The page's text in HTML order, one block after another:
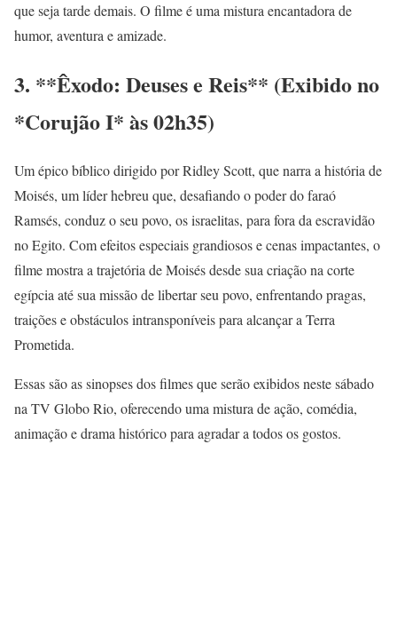
que seja tarde demais. O filme é uma mistura encantadora de
humor, aventura e amizade.
3. **Êxodo: Deuses e Reis** (Exibido no
*Corujão I* às 02h35)
Um épico bíblico dirigido por Ridley Scott, que narra a história de
Moisés, um líder hebreu que, desafiando o poder do faraó
Ramsés, conduz o seu povo, os israelitas, para fora da escravidão
no Egito. Com efeitos especiais grandiosos e cenas impactantes, o
filme mostra a trajetória de Moisés desde sua criação na corte
egípcia até sua missão de libertar seu povo, enfrentando pragas,
traições e obstáculos intransponíveis para alcançar a Terra
Prometida.
Essas são as sinopses dos filmes que serão exibidos neste sábado
na TV Globo Rio, oferecendo uma mistura de ação, comédia,
animação e drama histórico para agradar a todos os gostos.